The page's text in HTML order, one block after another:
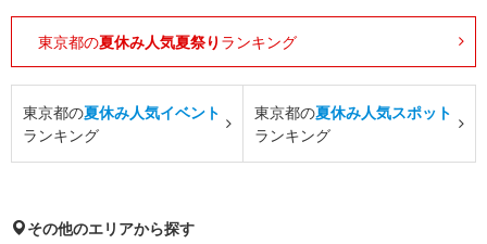
東京都の夏休み人気夏祭り ランキング
東京都の夏休み人気イベント
ランキング
東京都の夏休み人気スポット
ランキング
その他のエリアから探す